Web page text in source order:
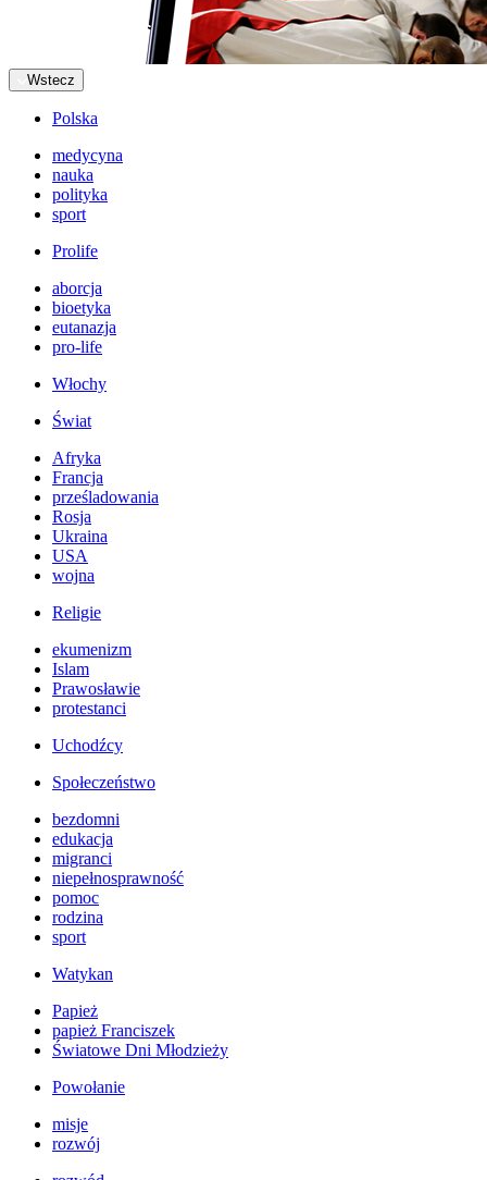
Wstecz
Polska
medycyna
nauka
polityka
sport
Prolife
aborcja
bioetyka
eutanazja
pro-life
Włochy
Świat
Afryka
Francja
prześladowania
Rosja
Ukraina
USA
wojna
Religie
ekumenizm
Islam
Prawosławie
protestanci
Uchodźcy
Społeczeństwo
bezdomni
edukacja
migranci
niepełnosprawność
pomoc
rodzina
sport
Watykan
Papież
papież Franciszek
Światowe Dni Młodzieży
Powołanie
misje
rozwój